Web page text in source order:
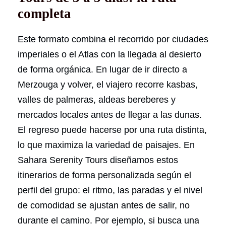
completa
Este formato combina el recorrido por ciudades
imperiales o el Atlas con la llegada al desierto
de forma orgánica. En lugar de ir directo a
Merzouga y volver, el viajero recorre kasbas,
valles de palmeras, aldeas bereberes y
mercados locales antes de llegar a las dunas.
El regreso puede hacerse por una ruta distinta,
lo que maximiza la variedad de paisajes. En
Sahara Serenity Tours diseñamos estos
itinerarios de forma personalizada según el
perfil del grupo: el ritmo, las paradas y el nivel
de comodidad se ajustan antes de salir, no
durante el camino. Por ejemplo, si busca una